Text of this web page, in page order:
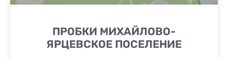
ПРОБКИ МИХАЙЛОВО-
ЯРЦЕВСКОЕ ПОСЕЛЕНИЕ